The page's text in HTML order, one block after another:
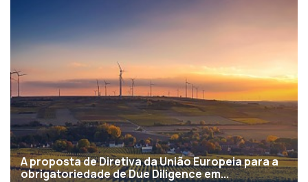
A proposta de Diretiva da União Europeia para a
obrigatoriedade de Due Diligence em...